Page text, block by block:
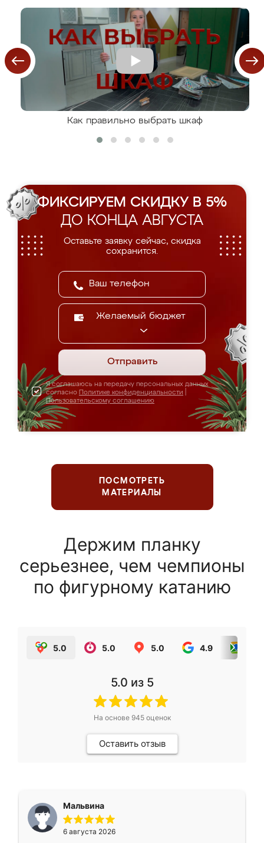
Как правильно выбрать шкаф
ФИКСИРУЕМ СКИДКУ В 5%
ДО КОНЦА АВГУСТА
Оставьте заявку сейчас, скидка
сохранится.
Желаемый бюджет
Отправить
Я соглашаюсь на передачу персональных данных
согласно Политике конфиденциальности
Пользовательскому соглашению
ПОСМОТРЕТЬ
МАТЕРИАЛЫ
Держим планку
серьезнее, чем чемпионы
по фигурному катанию
5.0 5.0 5.0 4.9
5.0 из 5
На основе 945оценок
Оставить отзыв
Мальвина
6 августа 2026